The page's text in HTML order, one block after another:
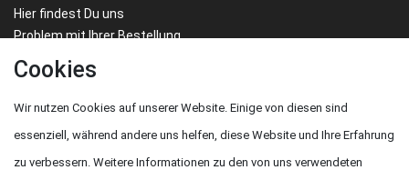
Hier findest Du uns
Problem mit Ihrer Bestellung
FAQ/HILFE
Karl Amesbichler GmbH
Cookies
Wir nutzen Cookies auf unserer Website. Einige von diesen sind
essenziell, während andere uns helfen, diese Website und Ihre Erfahrung
zu verbessern. Weitere Informationen zu den von uns verwendeten